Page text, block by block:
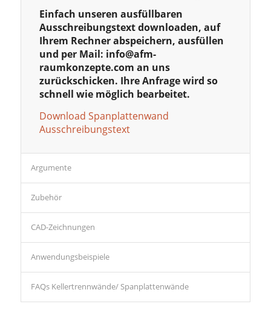
Einfach unseren ausfüllbaren
Ausschreibungstext downloaden, auf
Ihrem Rechner abspeichern, ausfüllen
und per Mail: info@afm-
raumkonzepte.com an uns
zurückschicken. Ihre Anfrage wird so
schnell wie möglich bearbeitet.
Download Spanplattenwand
Ausschreibungstext
Argumente
Zubehör
CAD-Zeichnungen
Anwendungsbeispiele
FAQs Kellertrennwände/ Spanplattenwände